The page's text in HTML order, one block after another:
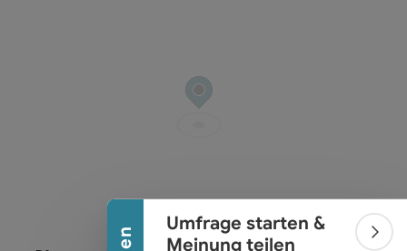
Umfrage starten &
Meinung teilen